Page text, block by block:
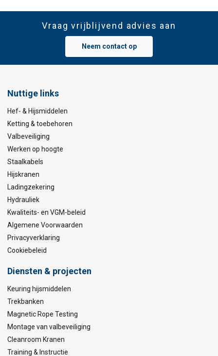
Vraag vrijblijvend advies aan
Neem contact op
Nuttige links
Hef- & Hijsmiddelen
Ketting & toebehoren
Valbeveiliging
Werken op hoogte
Staalkabels
Hijskranen
Ladingzekering
Hydrauliek
Kwaliteits- en VGM-beleid
Algemene Voorwaarden
Privacyverklaring
Cookiebeleid
Diensten & projecten
Keuring hijsmiddelen
Trekbanken
Magnetic Rope Testing
Montage van valbeveiliging
Cleanroom Kranen
Training & Instructie